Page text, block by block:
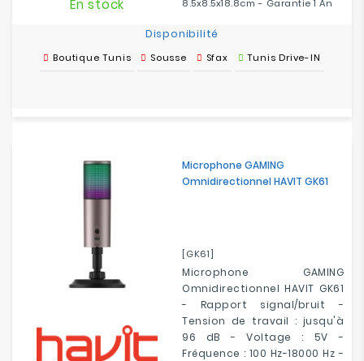
8.5x8.5x18.8cm - Garantie 1 An
En stock
Disponibilité
Boutique Tunis Sousse Sfax Tunis Drive-IN
Microphone GAMING
Omnidirectionnel HAVIT GK61
[GK61]
Microphone GAMING
Omnidirectionnel HAVIT GK61
- Rapport signal/bruit -
Tension de travail : jusqu'à
96 dB - Voltage : 5V -
Fréquence : 100 Hz-18000 Hz -